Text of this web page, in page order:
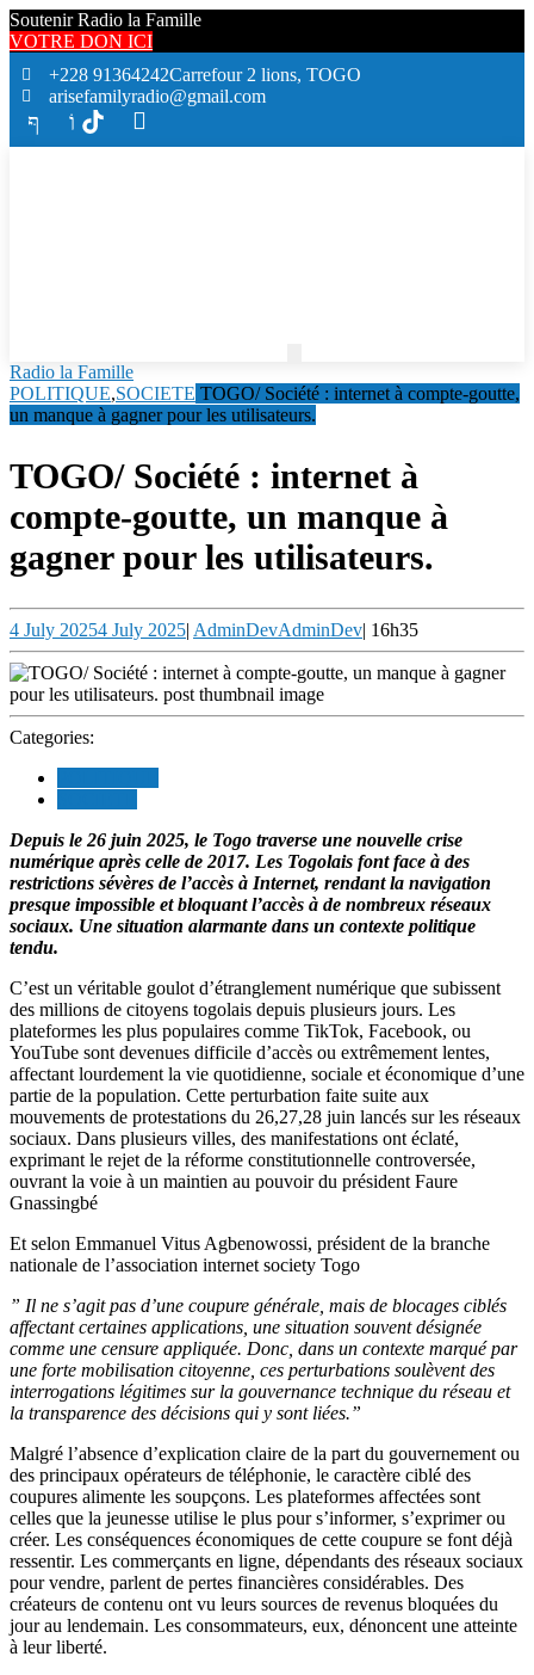
Soutenir Radio la Famille
VOTRE DON ICI
+228 91364242Carrefour 2 lions, TOGO
arisefamilyradio@gmail.com
Radio la Famille
POLITIQUE,SOCIETE TOGO/ Société : internet à compte-goutte,
un manque à gagner pour les utilisateurs.
TOGO/ Société : internet à
compte-goutte, un manque à
gagner pour les utilisateurs.
4 July 20254 July 2025| AdminDevAdminDev| 16h35
Categories:
Depuis le 26 juin 2025, le Togo traverse une nouvelle crise
numérique après celle de 2017. Les Togolais font face à des
restrictions sévères de l’accès à Internet, rendant la navigation
presque impossible et bloquant l’accès à de nombreux réseaux
sociaux. Une situation alarmante dans un contexte politique
tendu.
C’est un véritable goulot d’étranglement numérique que subissent
des millions de citoyens togolais depuis plusieurs jours. Les
plateformes les plus populaires comme TikTok, Facebook, ou
YouTube sont devenues difficile d’accès ou extrêmement lentes,
affectant lourdement la vie quotidienne, sociale et économique d’une
partie de la population. Cette perturbation faite suite aux
mouvements de protestations du 26,27,28 juin lancés sur les réseaux
sociaux. Dans plusieurs villes, des manifestations ont éclaté,
exprimant le rejet de la réforme constitutionnelle controversée,
ouvrant la voie à un maintien au pouvoir du président Faure
Gnassingbé
Et selon Emmanuel Vitus Agbenowossi, président de la branche
nationale de l’association internet society Togo
” Il ne s’agit pas d’une coupure générale, mais de blocages ciblés
affectant certaines applications, une situation souvent désignée
comme une censure appliquée. Donc, dans un contexte marqué par
une forte mobilisation citoyenne, ces perturbations soulèvent des
interrogations légitimes sur la gouvernance technique du réseau et
la transparence des décisions qui y sont liées.”
Malgré l’absence d’explication claire de la part du gouvernement ou
des principaux opérateurs de téléphonie, le caractère ciblé des
coupures alimente les soupçons. Les plateformes affectées sont
celles que la jeunesse utilise le plus pour s’informer, s’exprimer ou
créer. Les conséquences économiques de cette coupure se font déjà
ressentir. Les commerçants en ligne, dépendants des réseaux sociaux
pour vendre, parlent de pertes financières considérables. Des
créateurs de contenu ont vu leurs sources de revenus bloquées du
jour au lendemain. Les consommateurs, eux, dénoncent une atteinte
à leur liberté.